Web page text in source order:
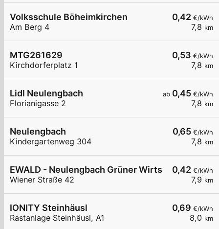
0,42 €/kWh
7,8 km
Volksschule Böheimkirchen
Am Berg 4
0,53 €/kWh
7,8 km
MTG261629
Kirchdorferplatz 1
ab 0,45 €/kWh
7,8 km
Lidl Neulengbach
Florianigasse 2
0,65 €/kWh
7,8 km
Neulengbach
Kindergartenweg 304
0,42 €/kWh
7,9 km
EWALD - Neulengbach Grüner
Wiener Straße 42
0,69 €/kWh
8,0 km
IONITY Steinhäusl
Rastanlage Steinhäusl, A1